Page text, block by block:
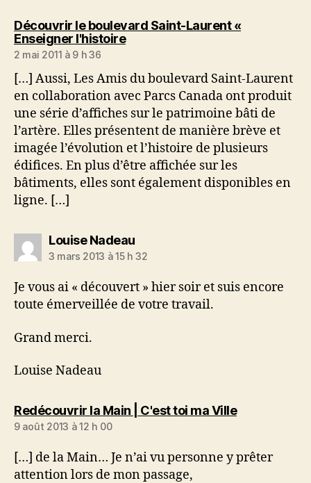
Découvrir le boulevard Saint-Laurent «
Enseigner l'histoiredit :
2 mai 2011 à 9 h 36
[…] Aussi, Les Amis du boulevard Saint-Laurent
en collaboration avec Parcs Canada ont produit
une série d’affiches sur le patrimoine bâti de
l’artère. Elles présentent de manière brève et
imagée l’évolution et l’histoire de plusieurs
édifices. En plus d’être affichée sur les
bâtiments, elles sont également disponibles en
ligne. […]
Louise Nadeaudit :
3 mars 2013 à 15 h 32
Je vous ai « découvert » hier soir et suis encore
toute émerveillée de votre travail.
Grand merci.
Louise Nadeau
Redécouvrir la Main | C'est toi ma Villedit :
9 août 2013 à 12 h 00
[…] de la Main… Je n’ai vu personne y prêter
attention lors de mon passage,